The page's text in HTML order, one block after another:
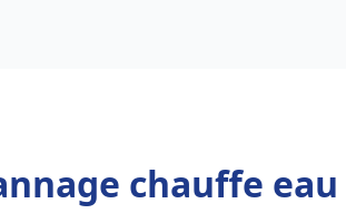
chauffe